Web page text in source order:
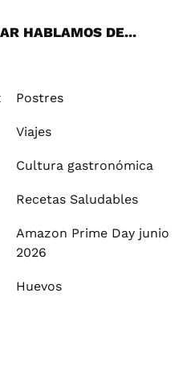
HABLAMOS DE...
Postres
Viajes
Cultura gastronómica
Recetas Saludables
Amazon Prime Day junio
2026
Huevos